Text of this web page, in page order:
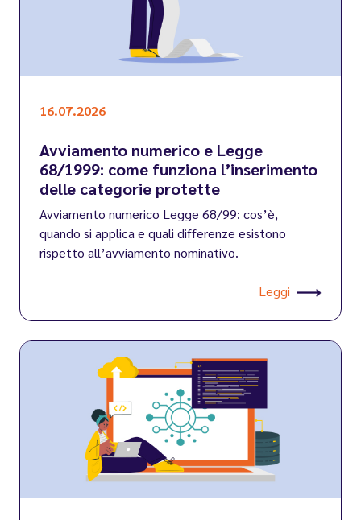
16.07.2026
Avviamento numerico e Legge
68/1999: come funziona l’inserimento
delle categorie protette
Avviamento numerico Legge 68/99: cos’è,
quando si applica e quali differenze esistono
rispetto all’avviamento nominativo.
Leggi